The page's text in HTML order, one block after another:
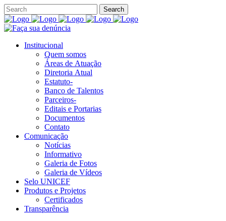
Institucional
Quem somos
Áreas de Atuação
Diretoria Atual
Estatuto-
Banco de Talentos
Parceiros-
Editais e Portarias
Documentos
Contato
Comunicação
Notícias
Informativo
Galeria de Fotos
Galeria de Vídeos
Selo UNICEF
Produtos e Projetos
Certificados
Transparência